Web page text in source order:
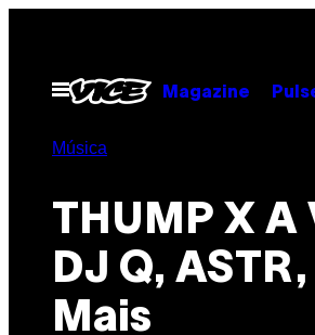
contentOpen
Menu
Magazine
Música
THUMP X A
DJ Q,
Mais